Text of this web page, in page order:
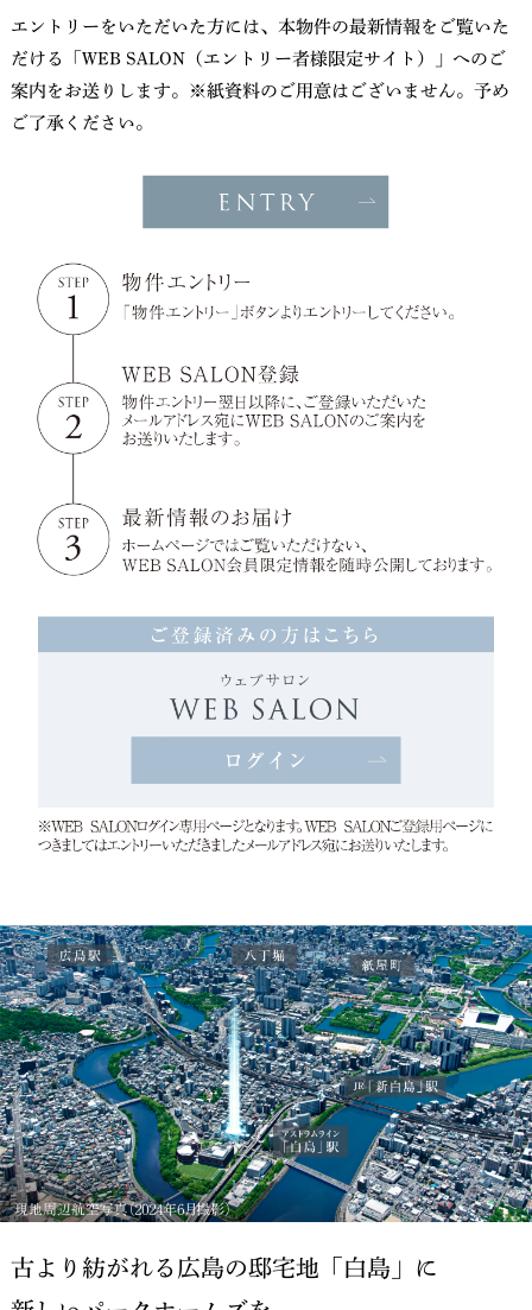
エントリーをいただいた方には、本物件の最新情報をご覧いた
だける「WEB SALON（エントリー者様限定サイト）」へのご
案内をお送りします。※紙資料のご用意はございません。予め
ご了承ください。
古より紡がれる広島の邸宅地「白島」に